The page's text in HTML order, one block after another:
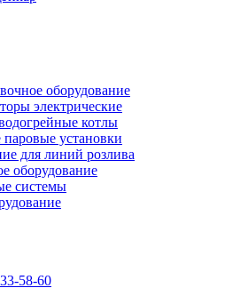
оборудование
электрические
котлы
установки
для линий розлива
оборудование
системы
58-60